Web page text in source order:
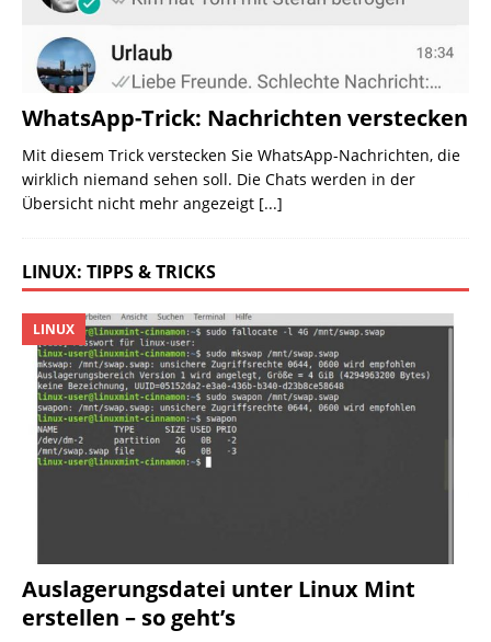
WhatsApp-Trick: Nachrichten verstecken
Mit diesem Trick verstecken Sie WhatsApp-Nachrichten, die
wirklich niemand sehen soll. Die Chats werden in der
Übersicht nicht mehr angezeigt [...]
LINUX: TIPPS & TRICKS
Auslagerungsdatei unter Linux Mint
erstellen – so geht’s
LINUX